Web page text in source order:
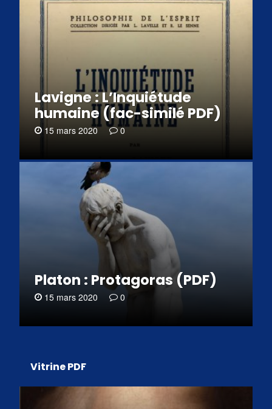
Lavigne : L’Inquiétude
humaine (fac-similé PDF)
15 mars 2020 0
Platon : Protagoras (PDF)
15 mars 2020 0
Vitrine PDF